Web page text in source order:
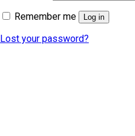
Remember me
Log in
Lost your password?